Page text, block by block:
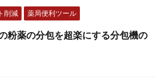
削減 薬局便利ツール
粉薬の分包を超楽にする分包機の